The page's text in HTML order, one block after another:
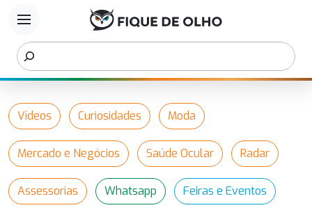
menu
Vídeos Curiosidades Moda
Mercado e Negócios Saúde Ocular Radar
Assessorias Whatsapp Feiras e Eventos